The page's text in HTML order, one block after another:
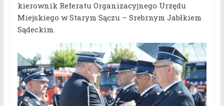
kierownik Referatu Organizacyjnego Urzędu
Miejskiego w Starym Sączu – Srebrnym Jabłkiem
Sądeckim.